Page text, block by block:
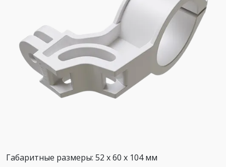
Габаритные размеры: 52 х 60 х 104 мм